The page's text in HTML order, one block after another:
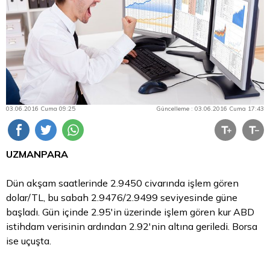
03.06.2016 Cuma 09:25 Güncelleme : 03.06.2016 Cuma 17:43
UZMANPARA
Dün akşam saatlerinde 2.9450 civarında işlem gören
dolar/TL, bu sabah 2.9476/2.9499 seviyesinde güne
başladı. Gün içinde 2.95'in üzerinde işlem gören kur ABD
istihdam verisinin ardından 2.92'nin altına geriledi. Borsa
ise uçuşta.